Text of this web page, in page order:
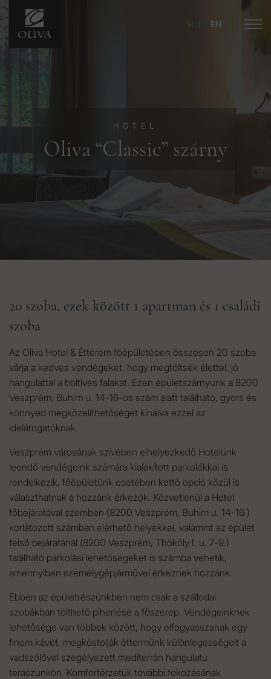
EN
HOTEL
Oliva “Classic” szárny
20 szoba, ezek között 1 apartman és 1 családi
szoba
Az Oliva Hotel & Étterem főépületében összesen 20 szoba
várja a kedves vendégeket, hogy megtöltsék élettel, jó
hangulattal a boltíves falakat. Ezen épületszárnyunk a 8200
Veszprém, Buhim u. 14-16-os szám alatt található, gyors és
könnyed megközelíthetőséget kínálva ezzel az
idelátogatóknak.
Veszprém városának szívében elhelyezkedő Hotelünk
leendő vendégeink számára kialakított parkolókkal is
rendelkezik, főépületünk esetében kettő opció közül is
választhatnak a hozzánk érkezők. Közvetlenül a Hotel
főbejáratával szemben (8200 Veszprém, Buhim u. 14-16.)
korlátozott számban elérhető helyekkel, valamint az épület
felső bejáratánál (8200 Veszprém, Thököly I. u. 7-9.)
található parkolási lehetőségeket is számba vehetik,
amennyiben személygépjárművel érkeznek hozzánk.
Ebben az épületrészünkben nem csak a szállodai
szobákban tölthető pihenésé a főszerep. Vendégeinknek
lehetősége van többek között, hogy elfogyasszanak egy
finom kávét, megkóstolják éttermünk különlegességeit a
vadszőlővel szegélyezett mediterrán hangulatú
teraszunkon. Komfortérzetük további fokozásának